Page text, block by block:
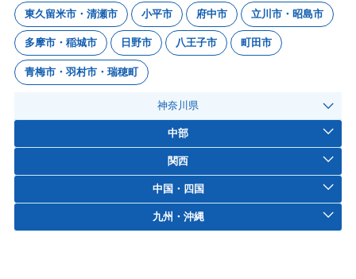
東久留米市・清瀬市 小平市 府中市 立川市・昭島市
多摩市・稲城市 日野市 八王子市 町田市
青梅市・羽村市・瑞穂町
神奈川県
中部
関西
中国・四国
九州・沖縄